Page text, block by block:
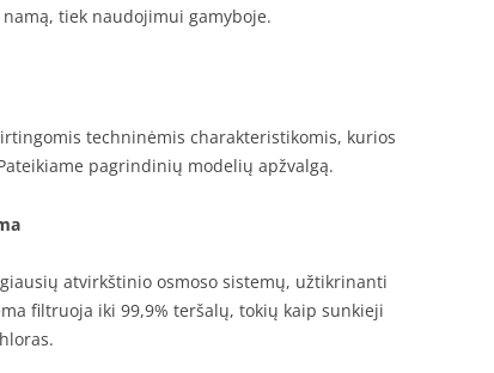
tiek naudojimui gamyboje.
techninėmis charakteristikomis, kurios
pagrindinių modelių apžvalgą.
atvirkštinio osmoso sistemų, užtikrinanti
filtruoja iki 99,9% teršalų, tokių kaip sunkieji